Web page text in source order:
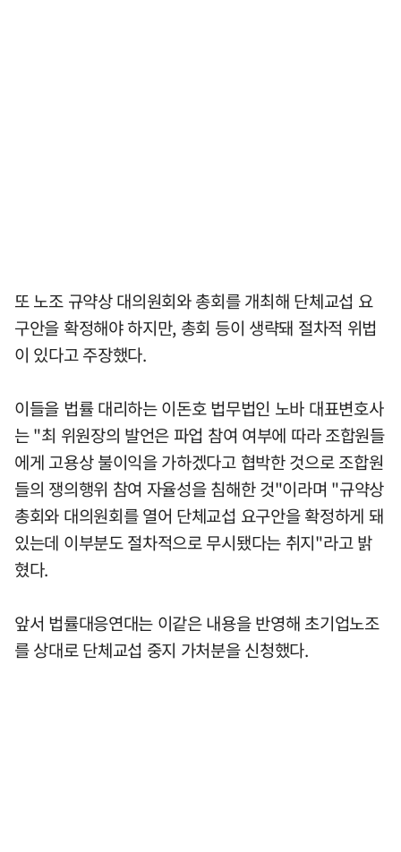
또 노조 규약상 대의원회와 총회를 개최해 단체교섭 요
구안을 확정해야 하지만, 총회 등이 생략돼 절차적 위법
이 있다고 주장했다.
이들을 법률 대리하는 이돈호 법무법인 노바 대표변호사
는 "최 위원장의 발언은 파업 참여 여부에 따라 조합원들
에게 고용상 불이익을 가하겠다고 협박한 것으로 조합원
들의 쟁의행위 참여 자율성을 침해한 것"이라며 "규약상
총회와 대의원회를 열어 단체교섭 요구안을 확정하게 돼
있는데 이부분도 절차적으로 무시됐다는 취지"라고 밝
혔다.
앞서 법률대응연대는 이같은 내용을 반영해 초기업노조
를 상대로 단체교섭 중지 가처분을 신청했다.